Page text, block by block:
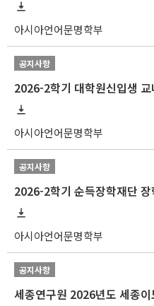
아시아언어문명학부
공지사항
2026-2학기 대학원신입생
아시아언어문명학부
공지사항
아시아언어문명학부
공지사항